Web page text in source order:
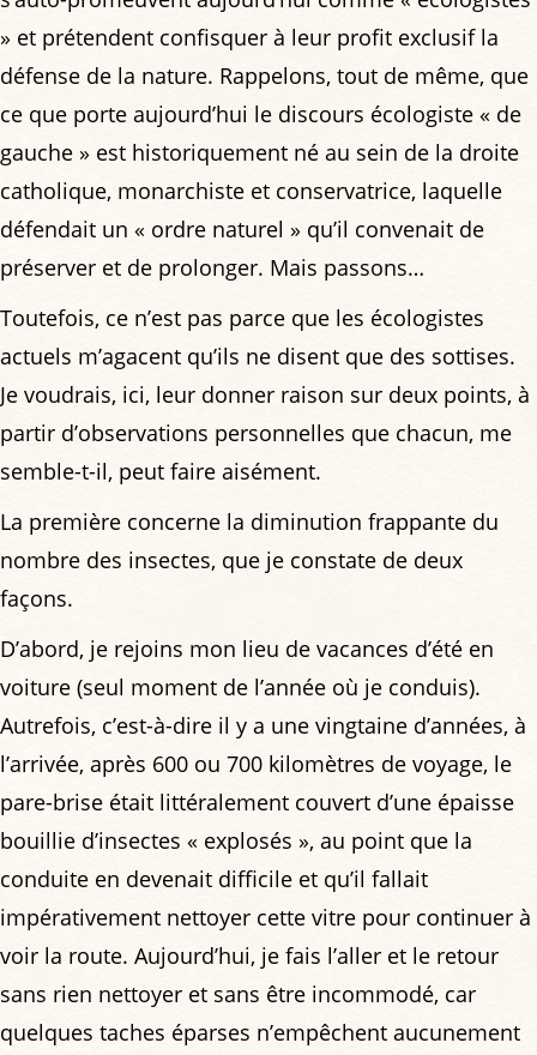
» et prétendent confisquer à leur profit exclusif la
défense de la nature. Rappelons, tout de même, que
ce que porte aujourd’hui le discours écologiste « de
gauche » est historiquement né au sein de la droite
catholique, monarchiste et conservatrice, laquelle
défendait un « ordre naturel » qu’il convenait de
préserver et de prolonger. Mais passons…
Toutefois, ce n’est pas parce que les écologistes
actuels m’agacent qu’ils ne disent que des sottises.
Je voudrais, ici, leur donner raison sur deux points, à
partir d’observations personnelles que chacun, me
semble-t-il, peut faire aisément.
La première concerne la diminution frappante du
nombre des insectes, que je constate de deux
façons.
D’abord, je rejoins mon lieu de vacances d’été en
voiture (seul moment de l’année où je conduis).
Autrefois, c’est-à-dire il y a une vingtaine d’années, à
l’arrivée, après 600 ou 700 kilomètres de voyage, le
pare-brise était littéralement couvert d’une épaisse
bouillie d’insectes « explosés », au point que la
conduite en devenait difficile et qu’il fallait
impérativement nettoyer cette vitre pour continuer à
voir la route. Aujourd’hui, je fais l’aller et le retour
sans rien nettoyer et sans être incommodé, car
quelques taches éparses n’empêchent aucunement